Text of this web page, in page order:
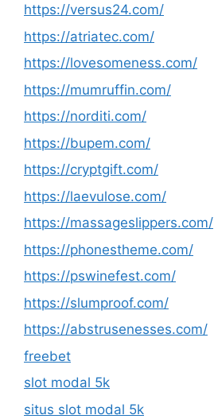
https://versus24.com/
https://atriatec.com/
https://lovesomeness.com/
https://mumruffin.com/
https://norditi.com/
https://bupem.com/
https://cryptgift.com/
https://laevulose.com/
https://massageslippers.com/
https://phonestheme.com/
https://pswinefest.com/
https://slumproof.com/
https://abstrusenesses.com/
freebet
slot modal 5k
situs slot modal 5k